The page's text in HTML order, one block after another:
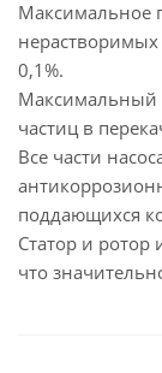
Максимальное
0,1%.
Максимальный
частиц в
Все части
поддающихся
Статор и ротор
что